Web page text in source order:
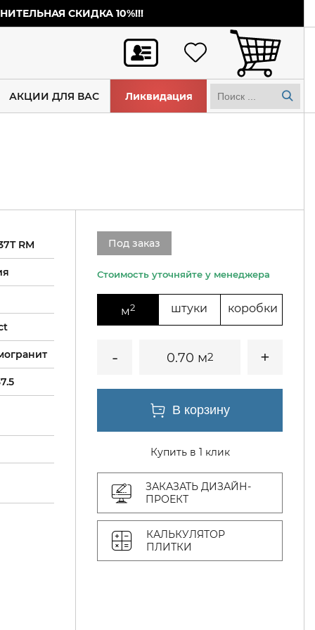
СКИДКА 10%!!!
АКЦИИ ДЛЯ ВАС Ликвидация
RM Под заказ
м2 штуки коробки
0.70 м2
Купить в 1 клик
ЗАКАЗАТЬ ДИЗАЙН-
ПРОЕКТ
КАЛЬКУЛЯТОР
ПЛИТКИ